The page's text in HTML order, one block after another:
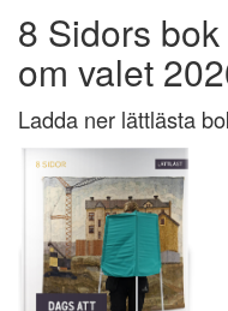
8 Sidors bok
om valet
Ladda ner lättlästa